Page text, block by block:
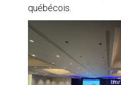
québécois.